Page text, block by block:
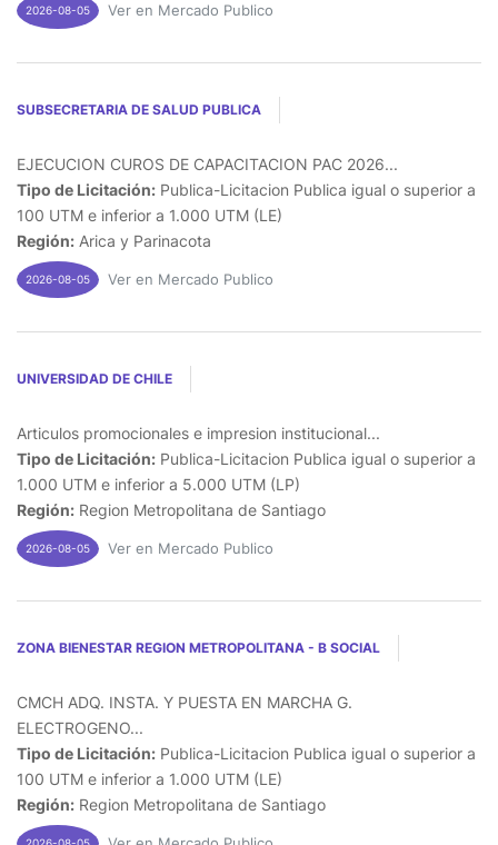
2026-08-05 Ver en Mercado Publico
SUBSECRETARIA DE SALUD PUBLICA
EJECUCION CUROS DE CAPACITACION PAC 2026...
Tipo de Licitación: Publica-Licitacion Publica igual o superior a
100 UTM e inferior a 1.000 UTM (LE)
Región: Arica y Parinacota
2026-08-05 Ver en Mercado Publico
UNIVERSIDAD DE CHILE
Articulos promocionales e impresion institucional...
Tipo de Licitación: Publica-Licitacion Publica igual o superior a
1.000 UTM e inferior a 5.000 UTM (LP)
Región: Region Metropolitana de Santiago
2026-08-05 Ver en Mercado Publico
ZONA BIENESTAR REGION METROPOLITANA - B SOCIAL
CMCH ADQ. INSTA. Y PUESTA EN MARCHA G.
ELECTROGENO...
Tipo de Licitación: Publica-Licitacion Publica igual o superior a
100 UTM e inferior a 1.000 UTM (LE)
Región: Region Metropolitana de Santiago